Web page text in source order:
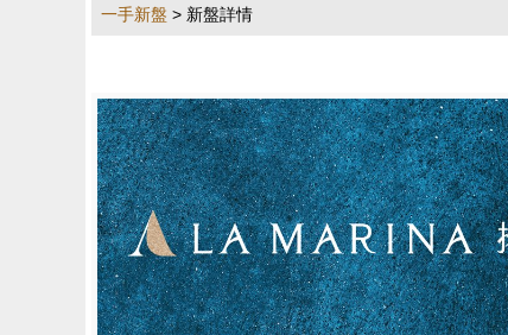
一手新盤 > 新盤詳情